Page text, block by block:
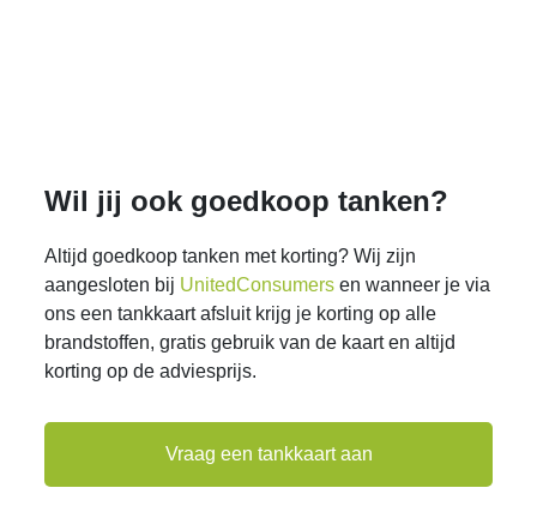
Wil jij ook goedkoop tanken?
Altijd goedkoop tanken met korting? Wij zijn
aangesloten bij UnitedConsumers en wanneer je via
ons een tankkaart afsluit krijg je korting op alle
brandstoffen, gratis gebruik van de kaart en altijd
korting op de adviesprijs.
Vraag een tankkaart aan